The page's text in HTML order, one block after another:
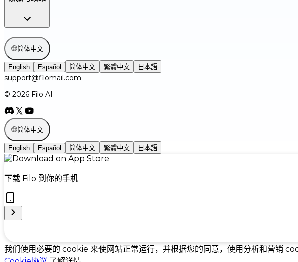
简体中文
English Español 简体中文 繁體中文 日本語
support@filomail.com
© 2026 Filo AI
简体中文
English Español 简体中文 繁體中文 日本語
下载 Filo 到你的手机
Cookie Preferences
我们使用必要的 cookie 来使网站正常运行，并根据您的同意，使用分析和营销